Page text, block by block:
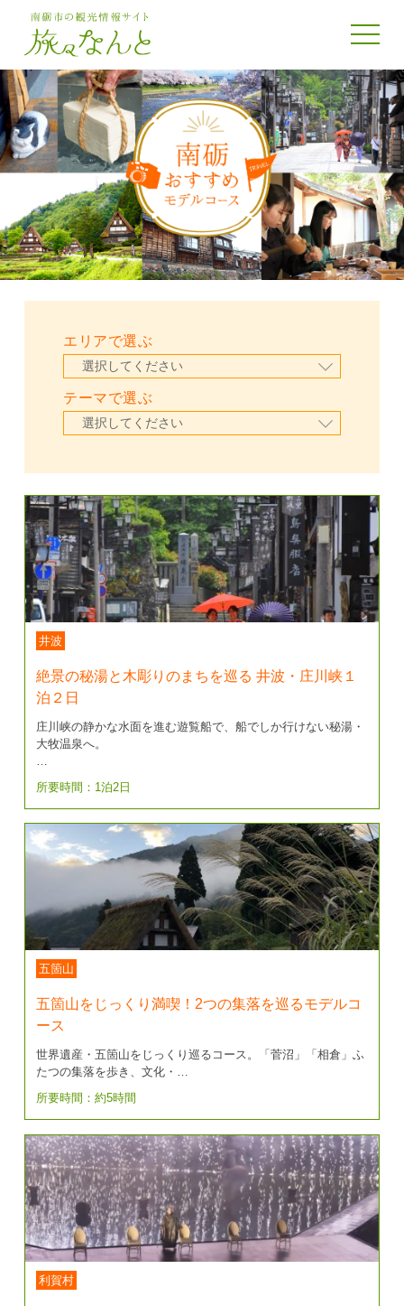
toggle
エリアで選ぶ
テーマで選ぶ
井波
絶景の秘湯と木彫りのまちを巡る 井波・庄川峡１
泊２日
庄川峡の静かな水面を進む遊覧船で、船でしか行けない秘湯・
大牧温泉へ。
所要時間：1泊2日
五箇山
五箇山をじっくり満喫！2つの集落を巡るモデルコ
ース
世界遺産・五箇山をじっくり巡るコース。「菅沼」「相倉」ふ
たつの集落を歩き、文化・…
所要時間：約5時間
利賀村